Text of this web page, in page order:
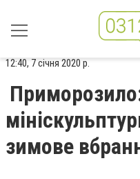
12:40, 7 січня 2020 р.
зимове